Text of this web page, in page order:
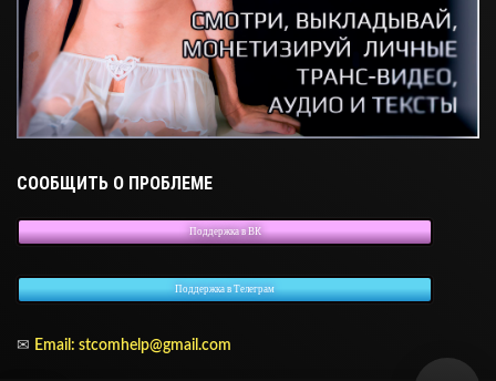
СООБЩИТЬ О ПРОБЛЕМЕ
Поддержка в ВК
Поддержка в Телеграм
✉ Email: stcomhelp@gmail.com